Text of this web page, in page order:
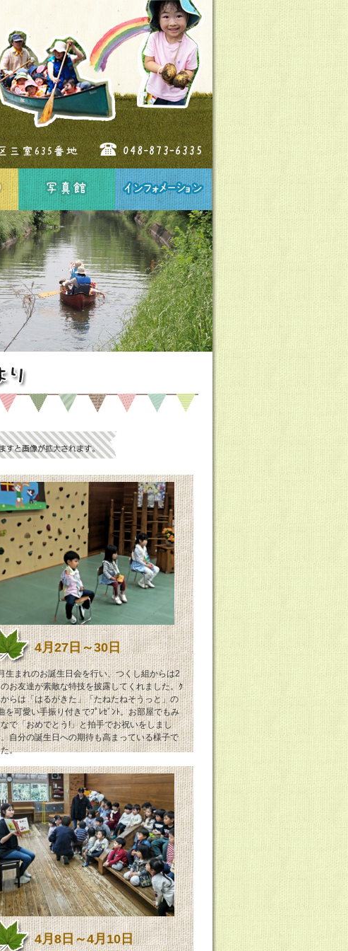
4月27日～30日
生まれのお誕生日会を行い、つくし組からは2
お友達が素敵な特技を披露してくれました。ｸ
らは「はるがきた」「たねたねそうっと」の
を可愛い手振り付きでﾌﾟﾚｾﾞﾝﾄ。お部屋でもみ
で「おめでとう!」と拍手でお祝いをしまし
自分の誕生日への期待も高まっている様子で
。
4月8日～4月10日